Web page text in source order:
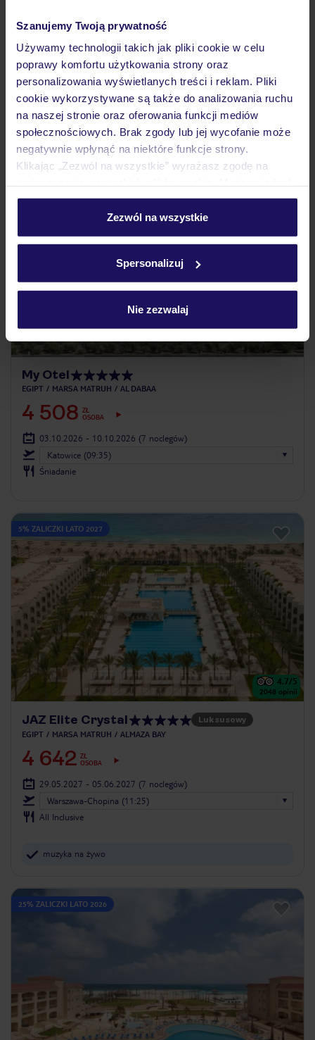
Szanujemy Twoją prywatność
Używamy technologii takich jak pliki cookie w celu
poprawy komfortu użytkowania strony oraz
personalizowania wyświetlanych treści i reklam. Pliki
cookie wykorzystywane są także do analizowania ruchu
na naszej stronie oraz oferowania funkcji mediów
społecznościowych. Brak zgody lub jej wycofanie może
negatywnie wpłynąć na niektóre funkcje strony.
Klikając „Zezwól na wszystkie” wyrażasz zgodę na
personalizować swój wybór wchodząc w zakładkę
Szczegółowe informacje o plikach cookie znajdziesz
Zezwól na wszystkie
Spersonalizuj
Nie zezwalaj
4 322
OSOBA
29.05.2027 - 05.06.2027 (7 noclegów)
Warszawa-Chopina (11:25)
All Inclusive
siłownia i strefa spa
My Otel
EGIPT MARSA MATRUH AL DABAA
4 508 ZŁ
OSOBA
03.10.2026 - 10.10.2026 (7 noclegów)
Katowice (09:35)
Śniadanie
5% ZALICZKI LATO 2027
4.7/5
2048 opinii
JAZ Elite Crystal Luksusowy
EGIPT MARSA MATRUH ALMAZA BAY
4 642 ZŁ
OSOBA
29.05.2027 - 05.06.2027 (7 noclegów)
Warszawa-Chopina (11:25)
All Inclusive
muzyka na żywo
25% ZALICZKI LATO 2026